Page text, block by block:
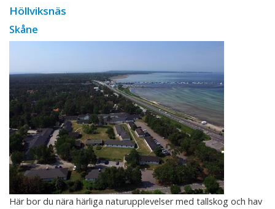
Höllviksnäs
Skåne
Här bor du nära härliga naturupplevelser med tallskog och hav